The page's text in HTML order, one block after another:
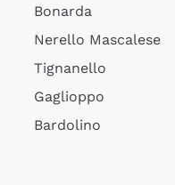
Bonarda
Nerello Mascalese
Tignanello
Gaglioppo
Bardolino